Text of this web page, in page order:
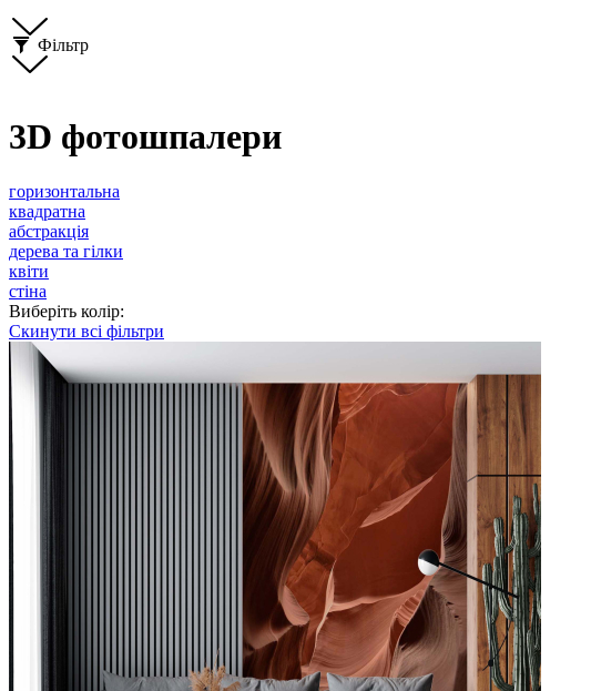
Фільтр
3D фотошпалери
горизонтальна
квадратна
абстракція
дерева та гілки
квіти
стіна
Виберіть колір:
Скинути всі фільтри